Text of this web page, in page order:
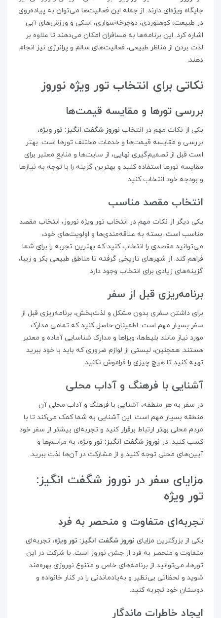
جایگاه ویژه‌ای دارند. از جمله این فعالیت‌ها می‌توان به پیاده‌روی
در طبیعت، کوهنوردی، دوچرخه‌سواری، اسکی و ورزش‌های آبی
اشاره کرد. این برنامه‌ها به مسافران امکان می‌دهند تا علاوه بر
لذت بردن از مناظر طبیعی، فعالیت‌های سالم و پرانرژی نیز انجام
دهند.
نکاتی برای انتخاب تور ویژه نوروز
بررسی تورها و مقایسه قیمت‌ها
یکی از نکات مهم در انتخاب نوروز شگفت‌ انگیز: تور ویژه،
بررسی و مقایسه قیمت‌ها و خدمات مختلف تورها است. بهتر
است قبل از تصمیم‌گیری نهایی، از سایت‌ها و منابع معتبر برای
مقایسه تورها استفاده کنید و بهترین گزینه را با توجه به نیازها
و بودجه خود انتخاب کنید.
انتخاب مقصد مناسب
یکی دیگر از نکات مهم در انتخاب تور ویژه نوروز، انتخاب مقصد
مناسب است. بسته به علاقه‌مندی‌ها و اولویت‌های خود،
می‌توانید مقصدی را انتخاب کنید که بهترین تجربه را برای شما
فراهم کند. از شهرهای تاریخی گرفته تا مناطق طبیعی بکر و زیبا،
گزینه‌های زیادی برای انتخاب وجود دارد.
برنامه‌ریزی قبل از سفر
برای داشتن سفری بدون مشکل و لذت‌بخش، برنامه‌ریزی قبل از
سفر بسیار مهم است. اطمینان حاصل کنید که تمامی مدارک
مورد نیاز مانند بلیط‌ها، ویزاها و مدارک شناسایی آماده و معتبر
هستند. همچنین، لیستی از لوازم ضروری که باید با خود ببرید
تهیه کنید تا هیچ چیزی را فراموش نکنید.
آشنایی با فرهنگ و آداب محلی
در سفر به هر منطقه، آشنایی با فرهنگ و آداب محلی آن
منطقه بسیار مهم است. این آشنایی به شما کمک می‌کند تا با
مردم محلی بهتر ارتباط برقرار کنید و تجربه‌ای بیشتر از سفر خود
کسب کنید. در نوروز شگفت‌ انگیز: تور ویژه، به مراسم‌ها و
آیین‌های محلی توجه کنید و از مشارکت در آن‌ها لذت ببرید.
مزایای سفر در نوروز شگفت‌ انگیز:
تور ویژه
تجربه‌ای متفاوت و منحصر به فرد
یکی از بزرگترین مزایای نوروز شگفت‌ انگیز: تور ویژه، تجربه‌ای
متفاوت و منحصر به فرد از جشن نوروز است. با شرکت در این
تورها، می‌توانید از برنامه‌های خاص و متنوع نوروزی بهره‌مند
شوید و لحظاتی بی‌نظیر و به‌یادماندنی را در کنار خانواده و
دوستان خود تجربه کنید.
ایجاد خاطرات ماندگار